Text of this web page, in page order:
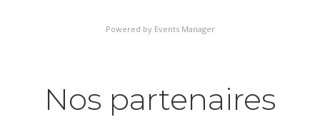
Powered by Events Manager
Nos partenaires